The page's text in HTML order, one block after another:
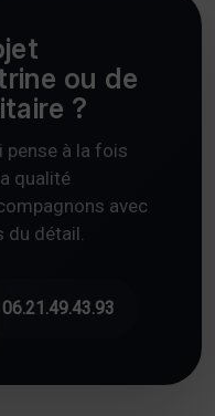
ou de
?
pense à la fois
qualité
avec
du détail.
06.21.49.43.93